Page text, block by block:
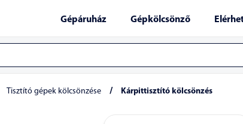
Gépáruház Gépkölcsönző
Tisztító gépek kölcsönzése / Kárpittisztító kölcsönzés